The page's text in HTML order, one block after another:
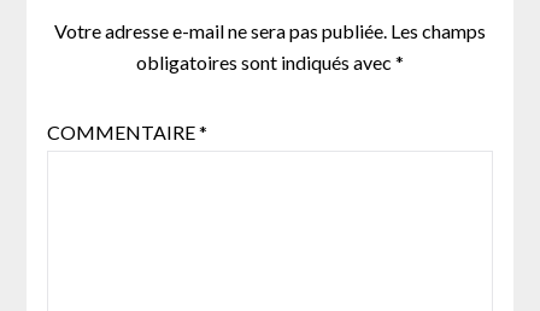
Votre adresse e-mail ne sera pas publiée. Les champs
obligatoires sont indiqués avec *
COMMENTAIRE*